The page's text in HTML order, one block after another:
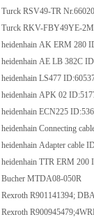
Turck RSV49-TR
Turck RKV-
heidenhain AK ERM
heidenhain AE LB
heidenhain LS477
heidenhain APK 02
heidenhain ECN225
heidenhain Connecting
heidenhain Adapter
heidenhain TTR ERM
Bucher MTDA08-
Rexroth R901141394;
Rexroth